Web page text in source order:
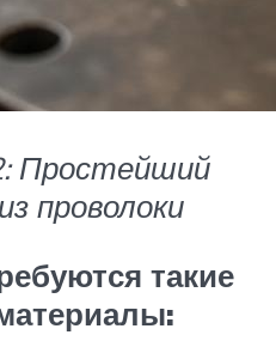
Простейший
проволоки
такие